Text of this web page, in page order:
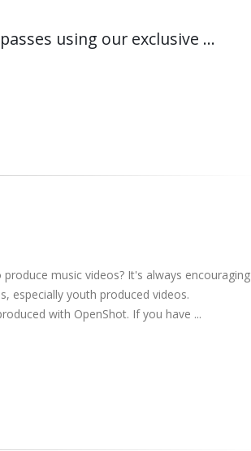
using our exclusive ...
music videos? It's always encouraging
especially youth produced videos.
with OpenShot. If you have ...